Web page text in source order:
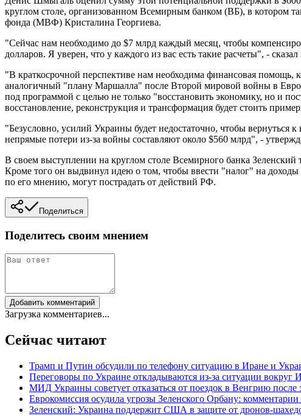
круглом столе, организованном Всемирным банком (ВБ), в котором
фонда (МВФ) Кристалина Георгиева.
"Сейчас нам необходимо до $7 млрд каждый месяц, чтобы
долларов. Я уверен, что у каждого из вас есть такие расчеты", -
"В краткосрочной перспективе нам необходима финансовая помощь,
аналогичный "плану Маршалла" после Второй мировой войны в
под программой с целью не только "восстановить экономику, но и
восстановление, реконструкция и трансформация будет стоить
"Безусловно, усилий Украины будет недостаточно, чтобы
непрямые потери из-за войны составляют около $560 млрд", -
В своем выступлении на круглом столе Всемирного банка
Кроме того он выдвинул идею о том, чтобы ввести "налог" на
по его мнению, могут пострадать от действий РФ.
Поделиться
Поделитесь своим мнением
Добавить комментарий
Загрузка комментариев...
Сейчас читают
Трамп и Путин обсудили по телефону ситуацию в Иране и
Переговоры по Украине откладываются из-за ситуации вокруг
МИД Украины советует отказаться от поездок в Венгрию после
Еврокомиссия осудила угрозы Зеленского Орбану:
Зеленский: Украина поддержит США в защите от дронов-